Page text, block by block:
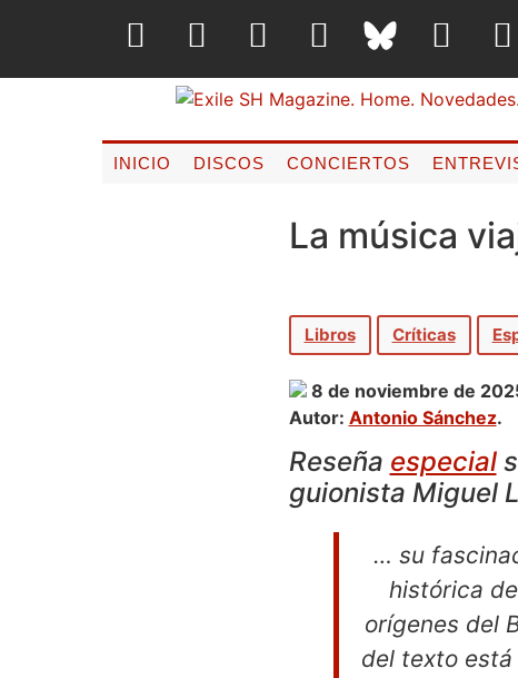
INICIO DISCOS CONCIERTOS
La música
Libros Críticas
8 de noviembre de
Autor: Antonio Sánchez.
Reseña especial
guionista Miguel
… su
histórica
orígenes del
del texto está